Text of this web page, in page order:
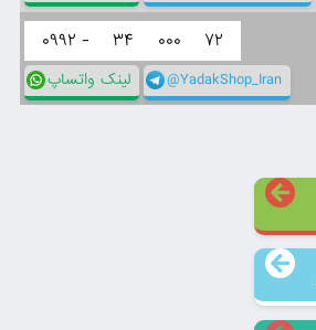
۰۹۹۲ - ۳۴ ۰۰۰ ۷۲
لینک واتساپ @YadakShop_Iran